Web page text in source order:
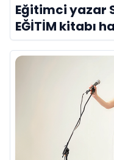
Eğitimci yazar
EĞİTİM kitabı
devam ediyor